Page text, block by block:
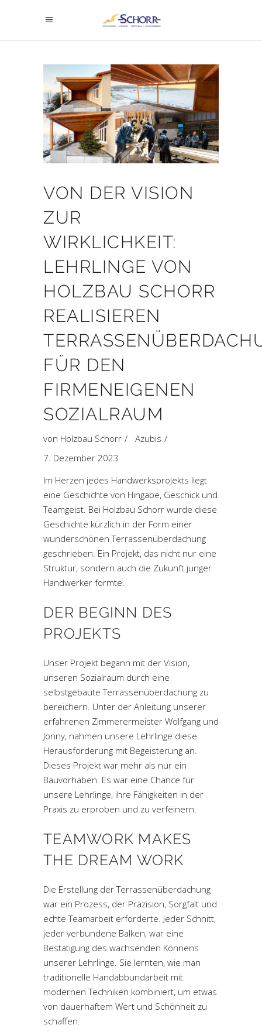
VON DER VISION
ZUR
WIRKLICHKEIT:
LEHRLINGE VON
HOLZBAU SCHORR
REALISIEREN
FÜR DEN
FIRMENEIGENEN
SOZIALRAUM
von Holzbau Schorr
Azubis
7. Dezember 2023
Im Herzen jedes Handwerksprojekts liegt
eine Geschichte von Hingabe, Geschick und
Teamgeist. Bei Holzbau Schorr wurde diese
Geschichte kürzlich in der Form einer
wunderschönen Terrassenüberdachung
geschrieben. Ein Projekt, das nicht nur eine
Struktur, sondern auch die Zukunft junger
Handwerker formte.
DER BEGINN DES
PROJEKTS
Unser Projekt begann mit der Vision,
unseren Sozialraum durch eine
selbstgebaute Terrassenüberdachung zu
bereichern. Unter der Anleitung unserer
erfahrenen Zimmerermeister Wolfgang und
Jonny, nahmen unsere Lehrlinge diese
Herausforderung mit Begeisterung an.
Dieses Projekt war mehr als nur ein
Bauvorhaben. Es war eine Chance für
unsere Lehrlinge, ihre Fähigkeiten in der
Praxis zu erproben und zu verfeinern.
TEAMWORK MAKES
THE DREAM WORK
Die Erstellung der Terrassenüberdachung
war ein Prozess, der Präzision, Sorgfalt und
echte Teamarbeit erforderte. Jeder Schnitt,
jeder verbundene Balken, war eine
Bestätigung des wachsenden Könnens
unserer Lehrlinge. Sie lernten, wie man
traditionelle Handabbundarbeit mit
modernen Techniken kombiniert, um etwas
von dauerhaftem Wert und Schönheit zu
schaffen.